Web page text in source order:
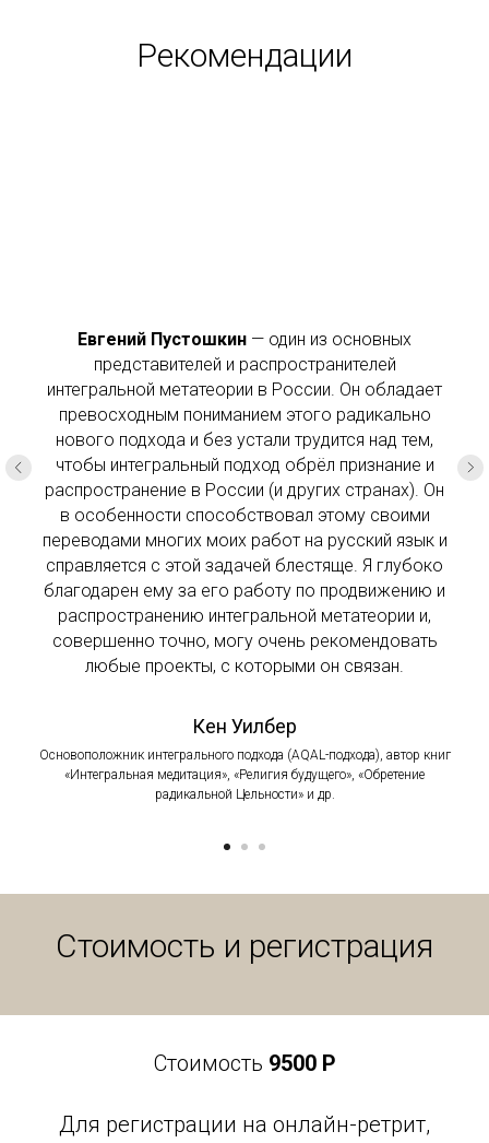
Рекомендации
Евгений Пустошкин — один из основных
представителей и распространителей
интегральной метатеории в России. Он обладает
превосходным пониманием этого радикально
нового подхода и без устали трудится над тем,
чтобы интегральный подход обрёл признание и
распространение в России (и других странах). Он
в особенности способствовал этому своими
переводами многих моих работ на русский язык и
справляется с этой задачей блестяще. Я глубоко
благодарен ему за его работу по продвижению и
распространению интегральной метатеории и,
совершенно точно, могу очень рекомендовать
любые проекты, с которыми он связан.
Кен Уилбер
Основоположник интегрального подхода (AQAL-подхода), автор книг
«Интегральная медитация», «Религия будущего», «Обретение
радикальной Цельности» и др.
Стоимость и регистрация
Стоимость 9500 Р
Для регистрации на онлайн-ретрит,